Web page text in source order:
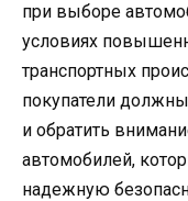
при выборе
условиях
транспортных
покупатели
и обратить
автомобилей,
надежную